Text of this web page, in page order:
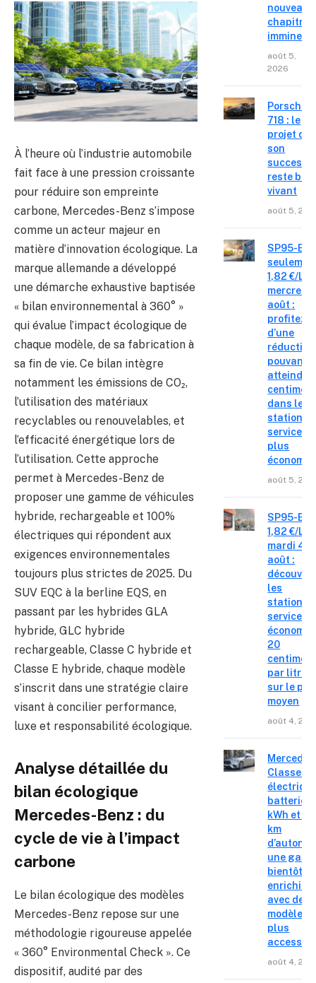
À l’heure où l’industrie automobile
fait face à une pression croissante
pour réduire son empreinte
carbone, Mercedes-Benz s’impose
comme un acteur majeur en
matière d’innovation écologique. La
marque allemande a développé
une démarche exhaustive baptisée
« bilan environnemental à 360° »
qui évalue l’impact écologique de
chaque modèle, de sa fabrication à
sa fin de vie. Ce bilan intègre
notamment les émissions de CO₂,
l’utilisation des matériaux
recyclables ou renouvelables, et
l’efficacité énergétique lors de
l’utilisation. Cette approche
permet à Mercedes-Benz de
proposer une gamme de véhicules
hybride, rechargeable et 100%
électriques qui répondent aux
exigences environnementales
toujours plus strictes de 2025. Du
SUV EQC à la berline EQS, en
passant par les hybrides GLA
hybride, GLC hybride
rechargeable, Classe C hybride et
Classe E hybride, chaque modèle
s’inscrit dans une stratégie claire
visant à concilier performance,
luxe et responsabilité écologique.
Analyse détaillée du
bilan écologique
Mercedes-Benz : du
cycle de vie à l’impact
carbone
Le bilan écologique des modèles
Mercedes-Benz repose sur une
méthodologie rigoureuse appelée
« 360° Environmental Check ». Ce
dispositif, audité par des
nouveau
chapitre
imminent
août 5,
2026
Porsche
718 : le
projet de
son
reste bien
vivant
août 5,
SP95-E10
1,82 €/L
mercredi
août :
profitez
d’une
réduction
pouvant
atteindre
centimes
dans les
stations-
service
plus
août 5,
SP95-E10
1,82 €/L
mardi 4
août :
les
stations-
service où
20
centimes
par litre
sur le prix
moyen
août 4,
Mercedes
Classe C
batterie
kWh et
km
une
bientôt
enrichie
avec des
modèles
plus
août 4,